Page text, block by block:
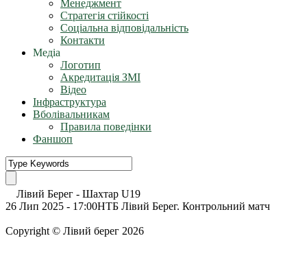
Менеджмент
Стратегія стійкості
Соціальна відповідальність
Контакти
Медіа
Логотип
Акредитація ЗМІ
Відео
Інфраструктура
Вболівальникам
Правила поведінки
Фаншоп
Лівий Берег - Шахтар U19
26 Лип 2025 - 17:00НТБ Лівий Берег. Контрольний матч
Copyright © Лівий берег 2026